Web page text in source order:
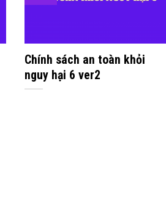
Chính sách an toàn khỏi
nguy hại 6 ver2